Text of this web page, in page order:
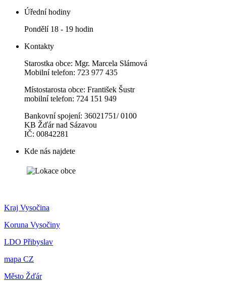
Úřední hodiny
Pondělí 18 - 19 hodin
Kontakty
Starostka obce: Mgr. Marcela Slámová
Mobilní telefon: 723 977 435
Místostarosta obce: František Šustr
mobilní telefon: 724 151 949
Bankovní spojení: 36021751/ 0100
KB Žďár nad Sázavou
IČ: 00842281
Kde nás najdete
Kraj Vysočina
Koruna Vysočiny
LDO Přibyslav
mapa CZ
Město Žďár